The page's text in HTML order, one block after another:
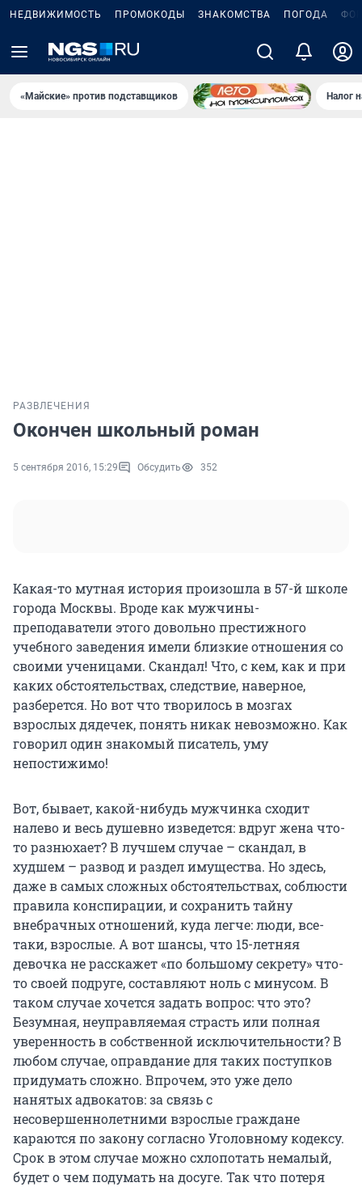
НЕДВИЖИМОСТЬ ПРОМОКОДЫ ЗНАКОМСТВА ПОГОДА
«Майские» против подставщиков Налог
РАЗВЛЕЧЕНИЯ
Окончен школьный роман
5 сентября 2016, 15:29 Обсудить 352
Какая-то мутная история произошла в 57-й школе
города Москвы. Вроде как мужчины-
преподаватели этого довольно престижного
учебного заведения имели близкие отношения со
своими ученицами. Скандал! Что, с кем, как и при
каких обстоятельствах, следствие, наверное,
разберется. Но вот что творилось в мозгах
взрослых дядечек, понять никак невозможно. Как
говорил один знакомый писатель, уму
непостижимо!
Вот, бывает, какой-нибудь мужчинка сходит
налево и весь душевно изведется: вдруг жена что-
то разнюхает? В лучшем случае – скандал, в
худшем – развод и раздел имущества. Но здесь,
даже в самых сложных обстоятельствах, соблюсти
правила конспирации, и сохранить тайну
внебрачных отношений, куда легче: люди, все-
таки, взрослые. А вот шансы, что 15-летняя
девочка не расскажет «по большому секрету» что-
то своей подруге, составляют ноль с минусом. В
таком случае хочется задать вопрос: что это?
Безумная, неуправляемая страсть или полная
уверенность в собственной исключительности? В
любом случае, оправдание для таких поступков
придумать сложно. Впрочем, это уже дело
нанятых адвокатов: за связь с
несовершеннолетними взрослые граждане
караются по закону согласно Уголовному кодексу.
Срок в этом случае можно схлопотать немалый,
будет о чем подумать на досуге. Так что потеря